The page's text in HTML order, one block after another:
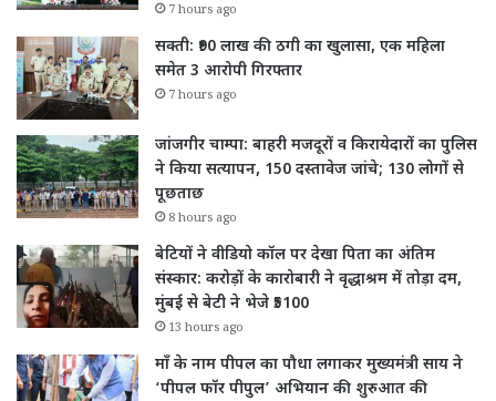
7 hours ago
सक्ती: ₹90 लाख की ठगी का खुलासा, एक महिला
समेत 3 आरोपी गिरफ्तार
7 hours ago
जांजगीर चाम्पा: बाहरी मजदूरों व किरायेदारों का पुलिस
ने किया सत्यापन, 150 दस्तावेज जांचे; 130 लोगों से
पूछताछ
8 hours ago
बेटियों ने वीडियो कॉल पर देखा पिता का अंतिम
संस्कार: करोड़ों के कारोबारी ने वृद्धाश्रम में तोड़ा दम,
मुंबई से बेटी ने भेजे ₹5100
13 hours ago
माँ के नाम पीपल का पौधा लगाकर मुख्यमंत्री साय ने
‘पीपल फॉर पीपुल’ अभियान की शुरुआत की